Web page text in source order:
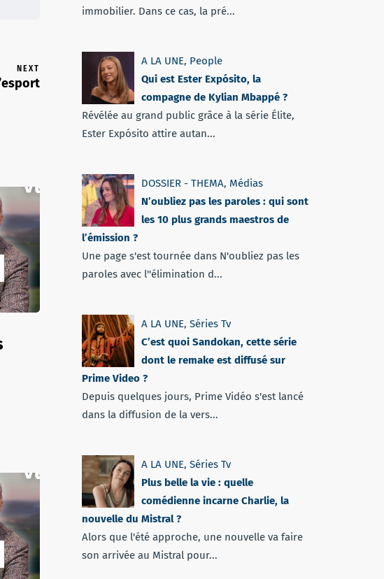
NEXT
immobilier. Dans ce cas, la pré...
A LA UNE, People
Qui est Ester Expósito, la
compagne de Kylian Mbappé ?
Révélée au grand public grâce à la série Élite,
Ester Expósito attire autan...
DOSSIER - THEMA, Médias
N’oubliez pas les paroles : qui sont
les 10 plus grands maestros de
l’émission ?
Une page s'est tournée dans N'oubliez pas les
paroles avec l''élimination d...
A LA UNE, Séries Tv
C’est quoi Sandokan, cette série
dont le remake est diffusé sur
Prime Video ?
Depuis quelques jours, Prime Vidéo s'est lancé
dans la diffusion de la vers...
A LA UNE, Séries Tv
Plus belle la vie : quelle
comédienne incarne Charlie, la
nouvelle du Mistral ?
Alors que l'été approche, une nouvelle va faire
son arrivée au Mistral pour...